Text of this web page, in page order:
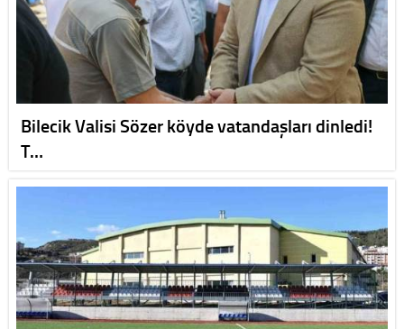
Bilecik Valisi Sözer köyde vatandaşları dinledi!
T…